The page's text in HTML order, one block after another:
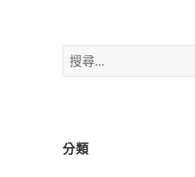
搜
尋
分類